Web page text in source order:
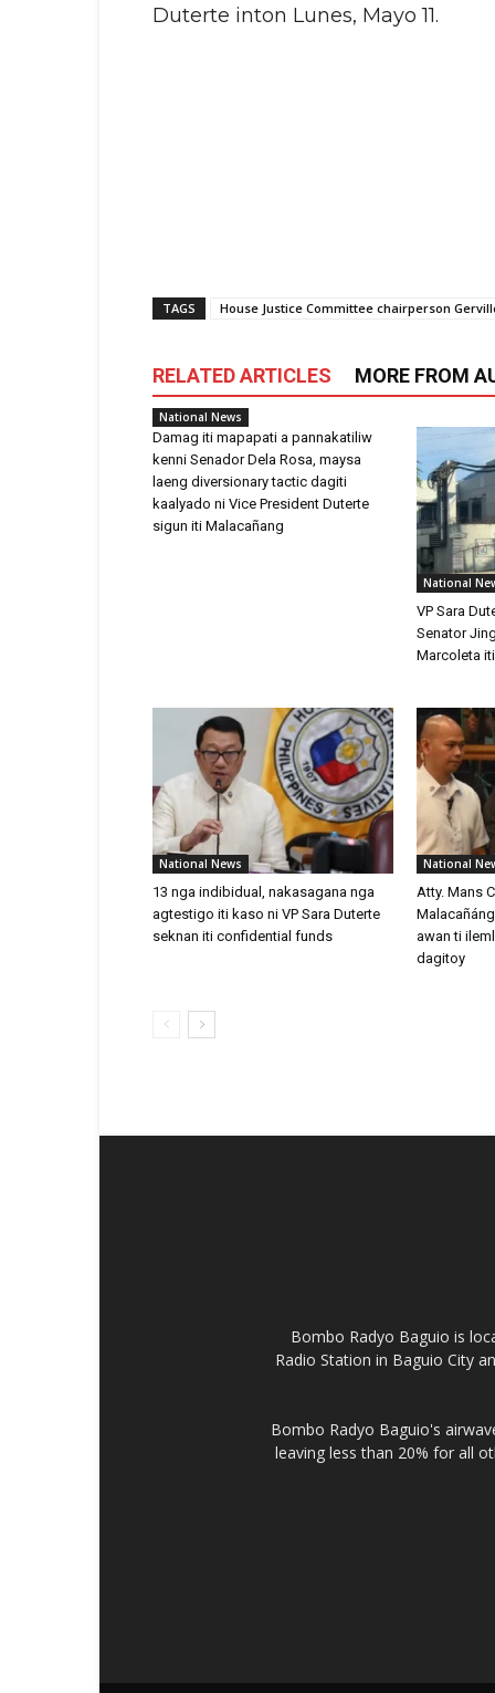
Duterte inton Lunes, Mayo 11.
TAGS House Justice Committee chairperson
RELATED ARTICLES MORE FROM
National News
Damag iti mapapati a pannakatiliw
kenni Senador Dela Rosa, maysa
laeng diversionary tactic dagiti
kaalyado ni Vice President Duterte
sigun iti Malacañang
National
VP Sara
Senator
Marcoleta
National News
13 nga indibidual, nakasagana nga
agtestigo iti kaso ni VP Sara Duterte
seknan iti confidential funds
National
Atty. Mans
awan ti
dagitoy
Bombo Radyo Baguio is
Radio Station in Baguio City
Bombo Radyo Baguio's
leaving less than 20% for all